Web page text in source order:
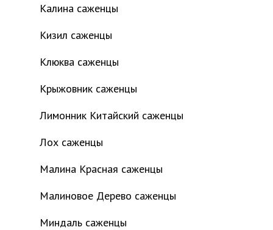
Калина саженцы
Кизил саженцы
Клюква саженцы
Крыжовник саженцы
Лимонник Китайский саженцы
Лох саженцы
Малина Красная саженцы
Малиновое Дерево саженцы
Миндаль саженцы